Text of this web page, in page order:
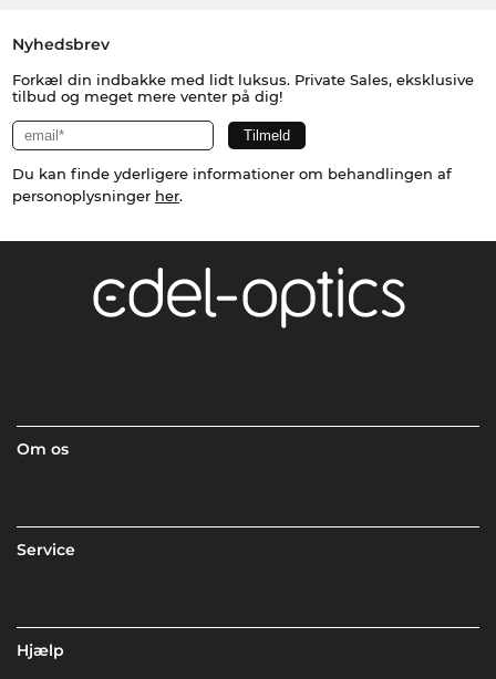
Nyhedsbrev
Forkæl din indbakke med lidt luksus. Private Sales, eksklusive
tilbud og meget mere venter på dig!
Du kan finde yderligere informationer om behandlingen af
personoplysninger her.
Om os
Service
Hjælp